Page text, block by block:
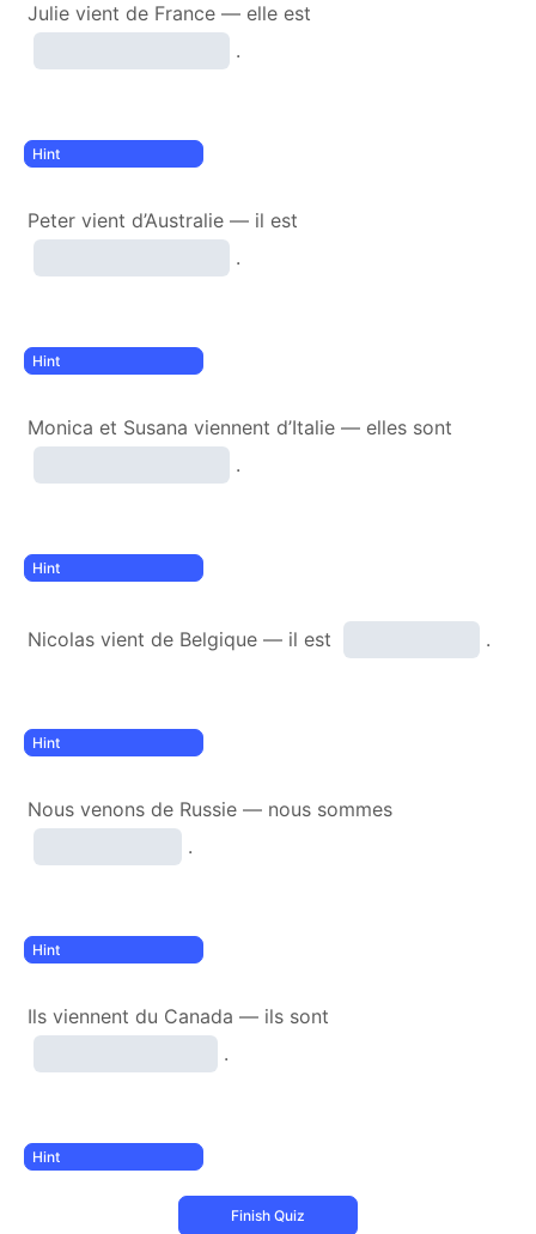
Julie vient de France — elle est
.
Peter vient d’Australie — il est
.
Monica et Susana viennent d’Italie — elles sont
.
Nicolas vient de Belgique — il est .
Nous venons de Russie — nous sommes
.
Ils viennent du Canada — ils sont
.